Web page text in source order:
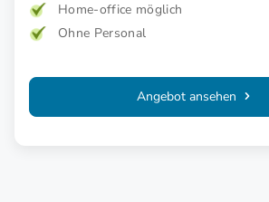
Home-office möglich
Ohne Personal
Angebot ansehen